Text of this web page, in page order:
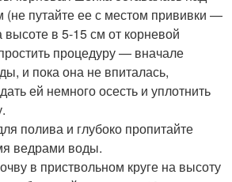
(не путайте ее с местом прививки —
в 5-15 см от корневой
процедуру — вначале
и пока она не впиталась,
ей немного осесть и уплотнить
полива и глубоко пропитайте
ведрами воды.
в приствольном круге на высоту